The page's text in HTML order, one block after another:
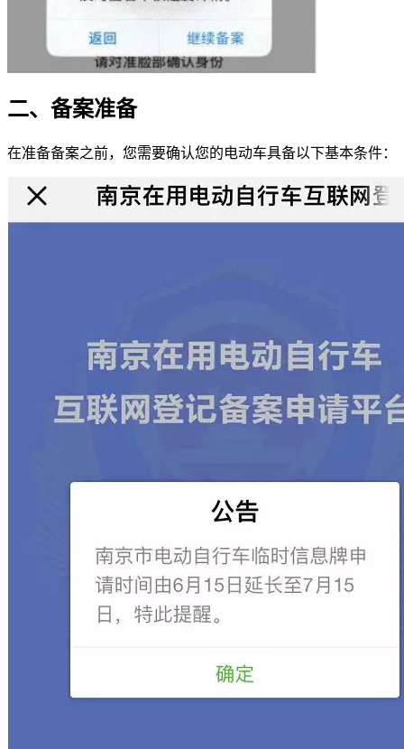
二、备案准备
在准备备案之前，您需要确认您的电动车具备以下基本条件：